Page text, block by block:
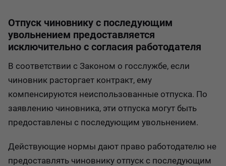
Отпуск чиновнику с последующим
увольнением предоставляется
исключительно с согласия работодателя
В соответствии с Законом о госслужбе, если
чиновник расторгает контракт, ему
компенсируются неиспользованные отпуска. По
заявлению чиновника, эти отпуска могут быть
предоставлены с последующим увольнением.
Действующие нормы дают право работодателю не
предоставлять чиновнику отпуск с последующим